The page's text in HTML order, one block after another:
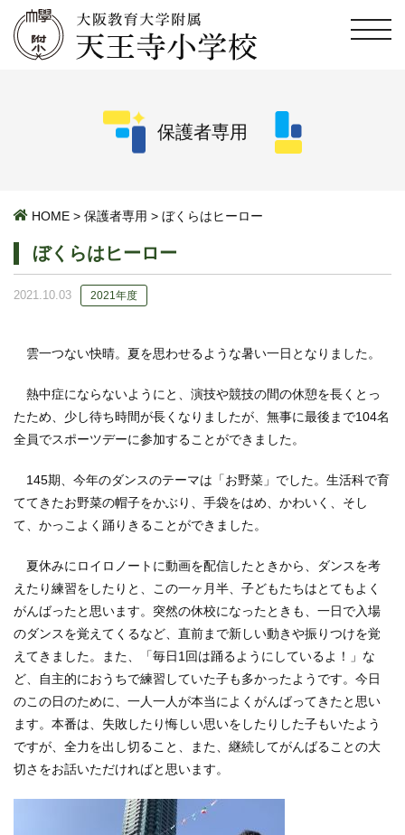
保護者専用
HOME > 保護者専用 > ぼくらはヒーロー
ぼくらはヒーロー
2021.10.03 2021年度
雲一つない快晴。夏を思わせるような暑い一日となりました。
熱中症にならないようにと、演技や競技の間の休憩を長くとっ
たため、少し待ち時間が長くなりましたが、無事に最後まで104名
全員でスポーツデーに参加することができました。
145期、今年のダンスのテーマは「お野菜」でした。生活科で育
ててきたお野菜の帽子をかぶり、手袋をはめ、かわいく、そし
て、かっこよく踊りきることができました。
夏休みにロイロノートに動画を配信したときから、ダンスを考
えたり練習をしたりと、この一ヶ月半、子どもたちはとてもよく
がんばったと思います。突然の休校になったときも、一日で入場
のダンスを覚えてくるなど、直前まで新しい動きや振りつけを覚
えてきました。また、「毎日1回は踊るようにしているよ！」な
ど、自主的におうちで練習していた子も多かったようです。今日
のこの日のために、一人一人が本当によくがんばってきたと思い
ます。本番は、失敗したり悔しい思いをしたりした子もいたよう
ですが、全力を出し切ること、また、継続してがんばることの大
切さをお話いただければと思います。